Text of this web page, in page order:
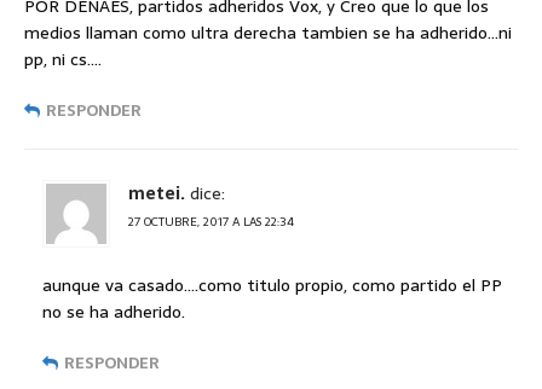
POR DENAES, partidos adheridos Vox, y Creo que lo que los
medios llaman como ultra derecha tambien se ha adherido…ni
pp, ni cs….
RESPONDER
metei.dice:
27 OCTUBRE, 2017 A LAS 22:34
aunque va casado….como titulo propio, como partido el PP
no se ha adherido.
RESPONDER